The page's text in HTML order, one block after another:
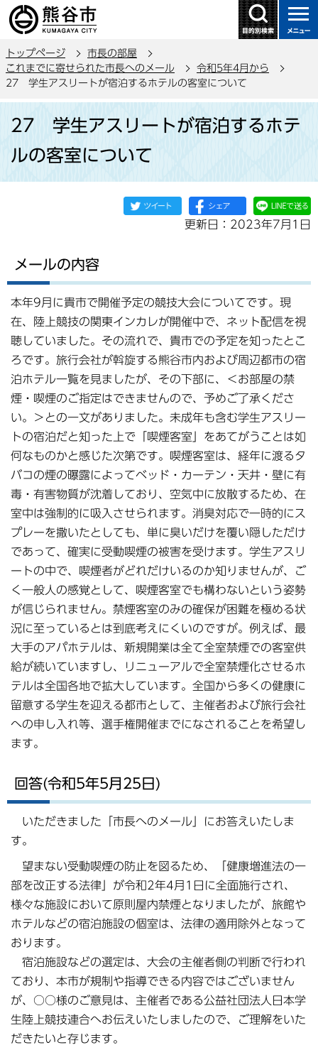
の
ー
ジ
トップページ
市長の部屋
これまでに寄せられた市長へのメール
令和5年4月から
27 学生アスリートが宿泊するホテルの客室について
か
27 学生アスリートが宿泊するホテ
ルの客室について
更新日：2023年7月1日
メールの内容
本年9月に貴市で開催予定の競技大会についてです。現
在、陸上競技の関東インカレが開催中で、ネット配信を視
聴していました。その流れで、貴市での予定を知ったとこ
ろです。旅行会社が斡旋する熊谷市内および周辺都市の宿
泊ホテル一覧を見ましたが、その下部に、＜お部屋の禁
煙・喫煙のご指定はできませんので、予めご了承くださ
い。＞との一文がありました。未成年も含む学生アスリー
トの宿泊だと知った上で「喫煙客室」をあてがうことは如
何なものかと感じた次第です。喫煙客室は、経年に渡るタ
バコの煙の曝露によってベッド・カーテン・天井・壁に有
毒・有害物質が沈着しており、空気中に放散するため、在
室中は強制的に吸入させられます。消臭対応で一時的にス
プレーを撒いたとしても、単に臭いだけを覆い隠しただけ
であって、確実に受動喫煙の被害を受けます。学生アスリ
ートの中で、喫煙者がどれだけいるのか知りませんが、ご
く一般人の感覚として、喫煙客室でも構わないという姿勢
が信じられません。禁煙客室のみの確保が困難を極める状
況に至っているとは到底考えにくいのですが。例えば、最
大手のアパホテルは、新規開業は全て全室禁煙での客室供
給が続いていますし、リニューアルで全室禁煙化させるホ
テルは全国各地で拡大しています。全国から多くの健康に
留意する学生を迎える都市として、主催者および旅行会社
への申し入れ等、選手権開催までになされることを希望し
ます。
回答(令和5年5月25日)
いただきました「市長へのメール」にお答えいたしま
す。
望まない受動喫煙の防止を図るため、「健康増進法の一
部を改正する法律」が令和2年4月1日に全面施行され、
様々な施設において原則屋内禁煙となりましたが、旅館や
ホテルなどの宿泊施設の個室は、法律の適用除外となって
おります。
宿泊施設などの選定は、大会の主催者側の判断で行われ
ており、本市が規制や指導できる内容ではございません
が、○○様のご意見は、主催者である公益社団法人日本学
生陸上競技連合へお伝えいたしましたので、ご理解をいた
だきたいと存じます。